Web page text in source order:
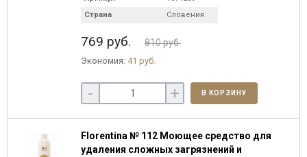
Страна
Словения
769 руб. 810 руб.
Экономия: 41 руб.
- + В КОРЗИНУ
Florentina № 112 Моющее средство для
удаления сложных загрязнений и